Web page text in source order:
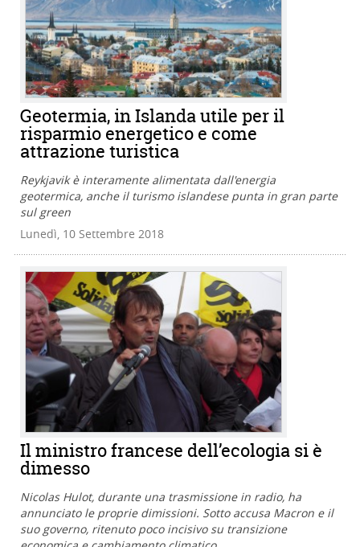
Geotermia, in Islanda utile per il
risparmio energetico e come
attrazione turistica
Reykjavik è interamente alimentata dall'energia
geotermica, anche il turismo islandese punta in gran parte
sul green
Lunedì, 10 Settembre 2018
Il ministro francese dell’ecologia si è
dimesso
Nicolas Hulot, durante una trasmissione in radio, ha
annunciato le proprie dimissioni. Sotto accusa Macron e il
suo governo, ritenuto poco incisivo su transizione